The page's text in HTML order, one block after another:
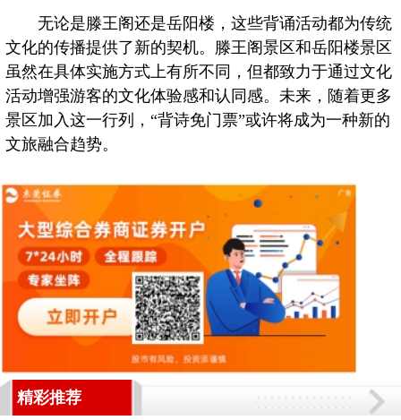
无论是滕王阁还是岳阳楼，这些背诵活动都为传统
文化的传播提供了新的契机。滕王阁景区和岳阳楼景区
虽然在具体实施方式上有所不同，但都致力于通过文化
活动增强游客的文化体验感和认同感。未来，随着更多
景区加入这一行列，“背诗免门票”或许将成为一种新的
文旅融合趋势。
精彩推荐